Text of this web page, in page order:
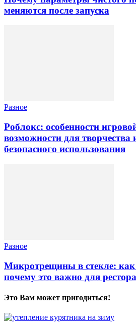
меняются после запуска
Разное
Роблокс: особенности
возможности для творчества
безопасного использования
Разное
Микротрещины в стекле:
почему это важно для
Это Вам может пригодиться!